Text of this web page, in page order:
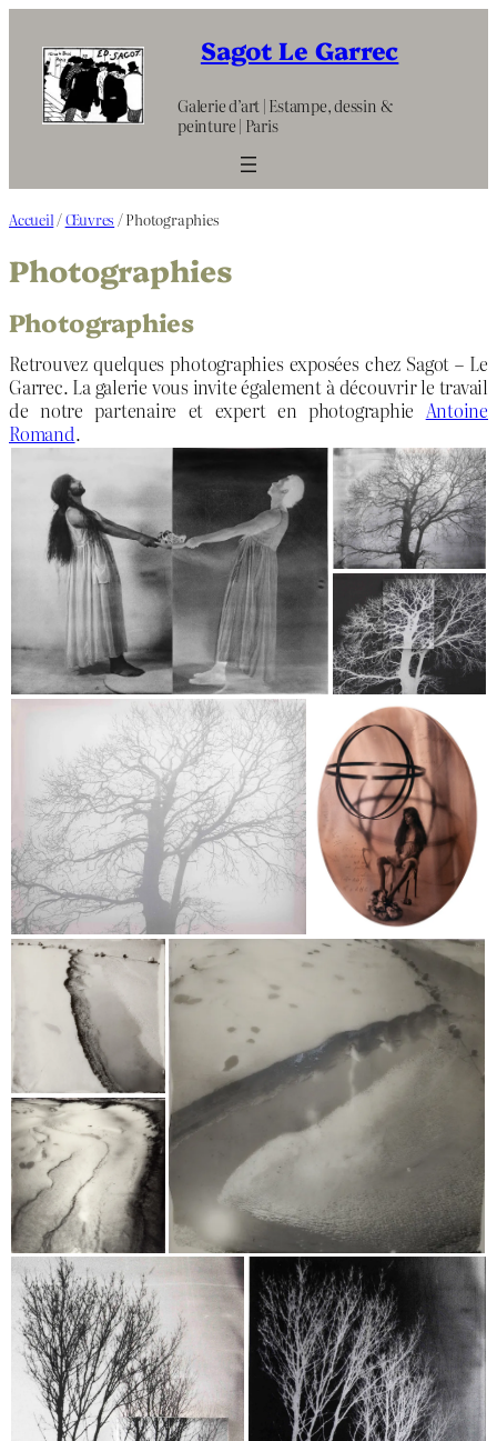
contenu
Sagot Le Garrec
Galerie d’art | Estampe, dessin &
peinture | Paris
Accueil /Œuvres / Photographies
Photographies
Photographies
Retrouvez quelques photographies exposées chez Sagot – Le
Garrec. La galerie vous invite également à découvrir le travail
de notre partenaire et expert en photographie Antoine
Romand.